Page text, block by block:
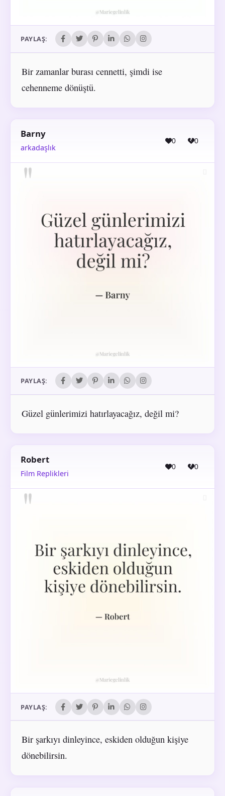
PAYLAŞ:
Bir zamanlar burası cennetti, şimdi ise
cehenneme dönüştü.
Barny
arkadaşlık
0 0
PAYLAŞ:
Güzel günlerimizi hatırlayacağız, değil mi?
Robert
Film Replikleri
0 0
PAYLAŞ:
Bir şarkıyı dinleyince, eskiden olduğun kişiye
dönebilirsin.